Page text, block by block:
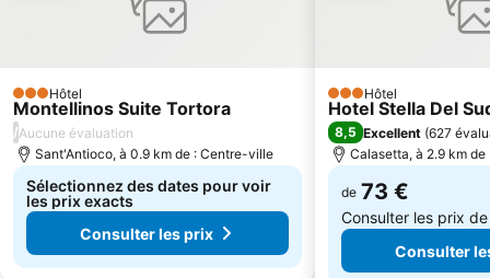
3 Étoiles
Hôtel
Montellinos Suite Tortora
/Aucune évaluation
Sant'Antioco, à 0.9 km de : Centre-ville
Sélectionnez des dates pour voir
les prix exacts
Consulter les prix
3 Étoiles
Hôtel
Hotel Stella Del
8,5 Excellent (627
Calasetta, à 2.9 km
de 73 €
Consulter les prix
Consulter